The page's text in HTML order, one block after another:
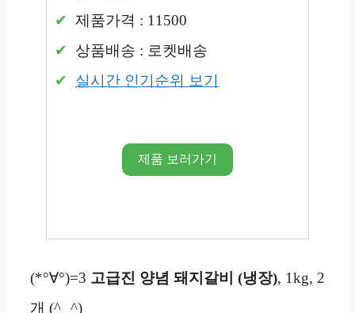
제품가격 : 11500
상품배송 : 로켓배송
실시간 인기순위 보기
제품 보러가기
(*°∀°)=3 고급진 양념 돼지갈비 (냉장), 1kg, 2
개 (^‿^)